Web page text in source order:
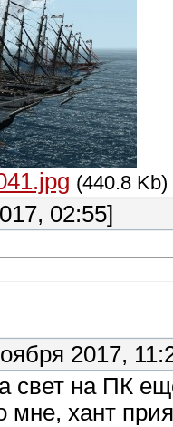
(440.8 Kb)
02:55]
2017,
свет на ПК
мне, хант